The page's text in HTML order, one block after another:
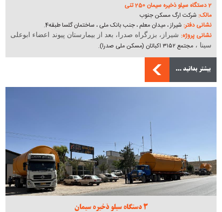
2 دستگاه سیلو ذخیره سیمان 250 تنی
مالک: شرکت ارگ مسکن جنوب
نشانی دفتر: شیراز ، میدان معلم ، جنب بانک ملی ، ساختمان گلسا طبقه4.
نشانی پروژه: شیراز، بزرگراه صدرا، بعد از بیمارستان پیوند اعضاء ابوعلی
سینا ،مجتمع ۳۱۵۲ اکباتان (مسکن ملی صدرا).
بیشتر بدانید ...
3 دستگاه سیلو ذخیره سیمان